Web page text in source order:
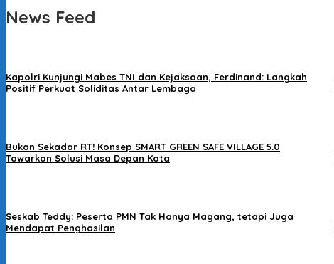
News Feed
Kapolri Kunjungi Mabes TNI dan Kejaksaan, Ferdinand: Langkah
Positif Perkuat Soliditas Antar Lembaga
Bukan Sekadar RT! Konsep SMART GREEN SAFE VILLAGE 5.0
Tawarkan Solusi Masa Depan Kota
Seskab Teddy: Peserta PMN Tak Hanya Magang, tetapi Juga
Mendapat Penghasilan